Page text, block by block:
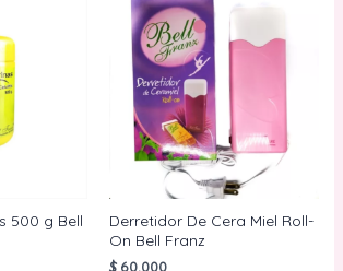
500 g Bell
Derretidor De Cera Miel Roll-
On Bell Franz
$ 60.000